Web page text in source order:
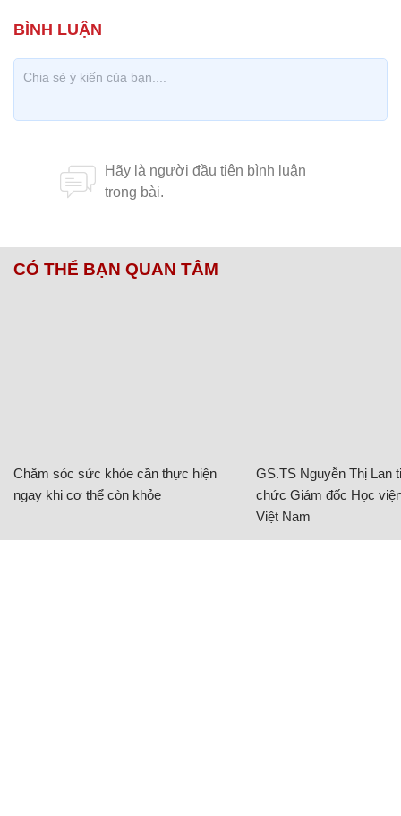
CÓ THỂ BẠN QUAN TÂM
Chăm sóc sức khỏe cần thực hiện
ngay khi cơ thể còn khỏe
GS.TS Nguyễn Thị Lan
chức Giám đốc Học
Việt Nam